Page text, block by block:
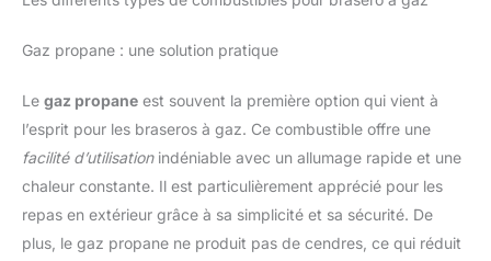
Gaz propane : une solution pratique
Le gaz propane est souvent la première option qui vient à
l’esprit pour les braseros à gaz. Ce combustible offre une
facilité d’utilisationindéniable avec un allumage rapide et une
chaleur constante. Il est particulièrement apprécié pour les
repas en extérieur grâce à sa simplicité et sa sécurité. De
plus, le gaz propane ne produit pas de cendres, ce qui réduit